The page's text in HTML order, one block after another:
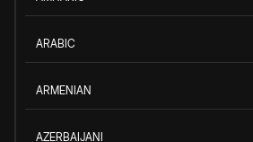
ARABIC
ARMENIAN
AZERBAIJANI